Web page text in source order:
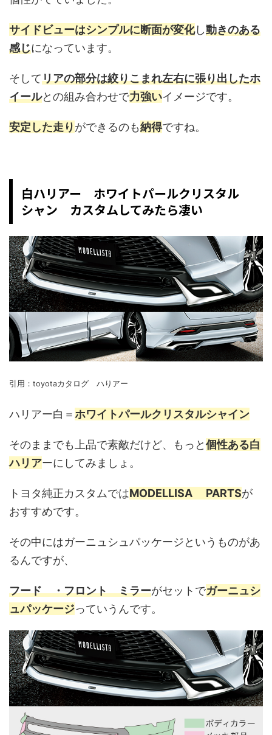
サイドビューはシンプルに断面が変化し動きのある
感じになっています。
そしてリアの部分は絞りこまれ左右に張り出したホ
イールとの組み合わせで力強いイメージです。
安定した走りができるのも納得ですね。
白ハリアー ホワイトパールクリスタル
シャン カスタムしてみたら凄い
引用：toyotaカタログ ハりアー
ハリアー白＝ホワイトパールクリスタルシャイン
そのままでも上品で素敵だけど、もっと個性ある白
ハリアーにしてみましょ。
トヨタ純正カスタムではMODELLISA PARTSが
おすすめです。
その中にはガーニュシュパッケージというものがあ
るんですが、
フード ・フロント ミラーがセットでガーニュシ
ュパッケージっていうんです。